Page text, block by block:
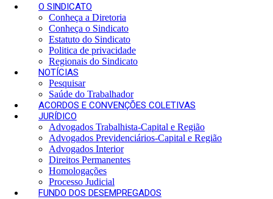
O SINDICATO
Conheça a Diretoria
Conheça o Sindicato
Estatuto do Sindicato
Politica de privacidade
Regionais do Sindicato
NOTÍCIAS
Pesquisar
Saúde do Trabalhador
ACORDOS E CONVENÇÕES COLETIVAS
JURÍDICO
Advogados Trabalhista-Capital e Região
Advogados Previdenciários-Capital e Região
Advogados Interior
Direitos Permanentes
Homologações
Processo Judicial
FUNDO DOS DESEMPREGADOS